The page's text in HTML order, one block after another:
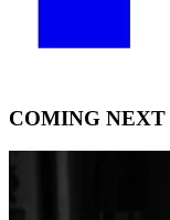
COMING NEXT